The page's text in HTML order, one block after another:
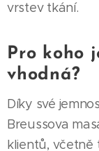
vrstev tkání.
Pro koho
vhodná?
Díky své
Breussova
klientů, včetně